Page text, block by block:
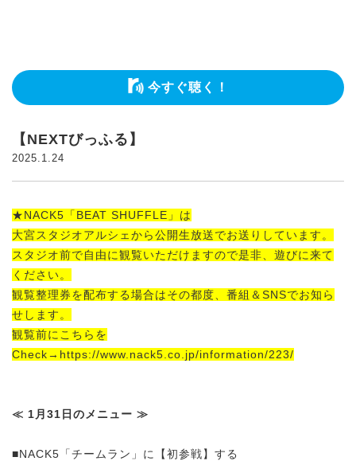
今すぐ聴く！
【NEXTびっふる】
2025.1.24
★NACK5「BEAT SHUFFLE」は
大宮スタジオアルシェから公開生放送でお送りしています。
スタジオ前で自由に観覧いただけますので是非、遊びに来て
ください。
観覧整理券を配布する場合はその都度、番組＆SNSでお知ら
せします。
観覧前にこちらを
Check→https://www.nack5.co.jp/information/223/
≪ 1月31日のメニュー ≫
■NACK5「チームラン」に【初参戦】する